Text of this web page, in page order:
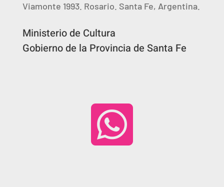
Viamonte 1993. Rosario. Santa Fe, Argentina.
Ministerio de Cultura
Gobierno de la Provincia de Santa Fe
